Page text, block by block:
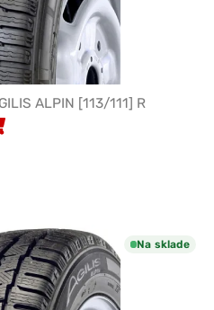
ALPIN [113/111] R
Na sklade